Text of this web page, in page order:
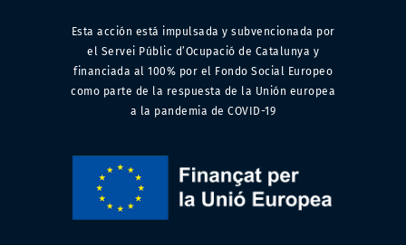
Esta acción está impulsada y subvencionada por
el Servei Públic d’Ocupació de Catalunya y
financiada al 100% por el Fondo Social Europeo
como parte de la respuesta de la Unión europea
a la pandemia de COVID-19